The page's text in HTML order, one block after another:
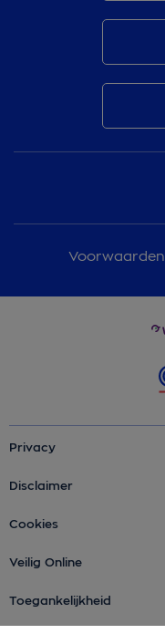
Voorwaarden
Privacy
Disclaimer
Cookies
Veilig Online
Toegankelijkheid